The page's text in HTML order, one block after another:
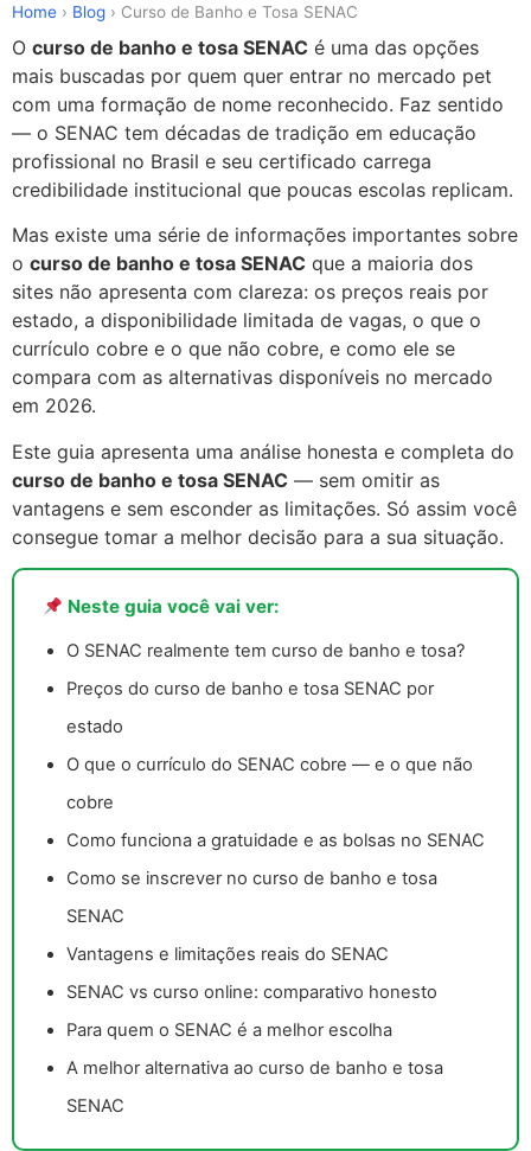
para
conteúdo
Home › Blog › Curso de Banho e Tosa SENAC
O curso de banho e tosa SENAC é uma das opções
mais buscadas por quem quer entrar no mercado pet
com uma formação de nome reconhecido. Faz sentido
— o SENAC tem décadas de tradição em educação
profissional no Brasil e seu certificado carrega
credibilidade institucional que poucas escolas replicam.
Mas existe uma série de informações importantes sobre
o curso de banho e tosa SENAC que a maioria dos
sites não apresenta com clareza: os preços reais por
estado, a disponibilidade limitada de vagas, o que o
currículo cobre e o que não cobre, e como ele se
compara com as alternativas disponíveis no mercado
em 2026.
Este guia apresenta uma análise honesta e completa do
curso de banho e tosa SENAC — sem omitir as
vantagens e sem esconder as limitações. Só assim você
consegue tomar a melhor decisão para a sua situação.
Neste guia você vai ver:
O SENAC realmente tem curso de banho e tosa?
Preços do curso de banho e tosa SENAC por
estado
O que o currículo do SENAC cobre — e o que não
cobre
Como funciona a gratuidade e as bolsas no SENAC
Como se inscrever no curso de banho e tosa
SENAC
Vantagens e limitações reais do SENAC
SENAC vs curso online: comparativo honesto
Para quem o SENAC é a melhor escolha
A melhor alternativa ao curso de banho e tosa
SENAC